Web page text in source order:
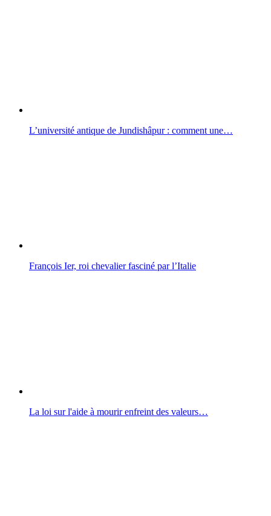
L’université antique de Jundishâpur : comment une…
François Ier, roi chevalier fasciné par l’Italie
La loi sur l'aide à mourir enfreint des valeurs…